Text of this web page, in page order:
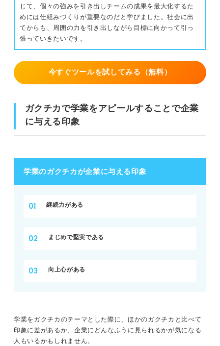
じて、個々の強みを引き出しチームの成果を最大化するた
めには仕組みづくりが重要なのだと学びました。社会に出
てからも、周囲の力を引き出しながら目標に向かって引っ
張っていきたいです。
今すぐツールを試してみる（無料）
ガクチカで学業をアピールすることで企業
に与える印象
学業のガクチカが企業に与える印象
継続力がある
まじめで堅実である
向上心がある
学業をガクチカのテーマとした際に、ほかのガクチカと比べて
印象に差があるか、企業にどんなふうに見られるかが気になる
人もいるかもしれません。